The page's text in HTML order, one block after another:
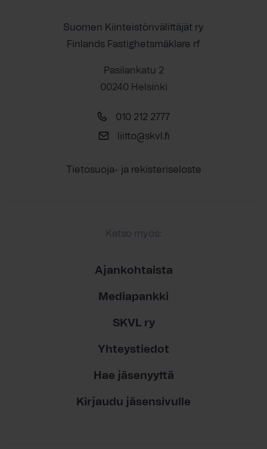
Suomen Kiinteistönvälittäjät ry
Finlands Fastighetsmäklare rf
Pasilankatu 2
00240 Helsinki
010 212 2777
liitto@skvl.fi
Tietosuoja- ja rekisteriseloste
Katso myös:
Ajankohtaista
Mediapankki
SKVL ry
Yhteystiedot
Hae jäsenyyttä
Kirjaudu jäsensivulle